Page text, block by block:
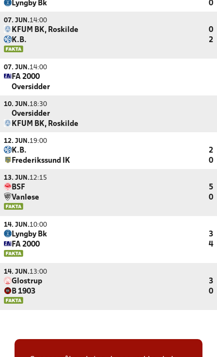
Lyngby Bk 0
07. JUN.14:00
KFUM BK, Roskilde
0
K.B.
2
07. JUN.14:00
FA 2000
Oversidder
10. JUN.18:30
Oversidder
KFUM BK, Roskilde
12. JUN.19:00
K.B.
2
Frederikssund IK
0
13. JUN.12:15
BSF
5
Vanløse
0
14. JUN.10:00
Lyngby Bk
3
FA 2000
4
14. JUN.13:00
Glostrup
3
B 1903
0